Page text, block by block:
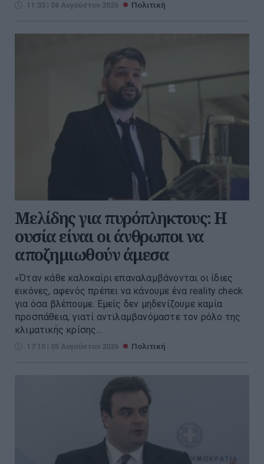
11:33 | 06 Αυγούστου 2026 Πολιτική
Μελίδης για πυρόπληκτους: Η
ουσία είναι οι άνθρωποι να
αποζημιωθούν άμεσα
«Όταν κάθε καλοκαίρι επαναλαμβάνονται οι ίδιες
εικόνες, αφενός πρέπει να κάνουμε ένα reality check
για όσα βλέπουμε. Εμείς δεν μηδενίζουμε καμία
προσπάθεια, γιατί αντιλαμβανόμαστε τον ρόλο της
κλιματικής κρίσης...
17:10 | 05 Αυγούστου 2026 Πολιτική